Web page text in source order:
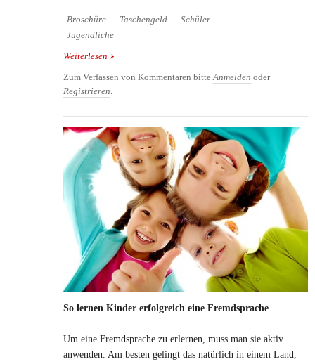
Broschüre Taschengeld
Schüler
Jugendliche
Weiterlesen über Kostenlose Broschüre: Was Kinder kaufen und
Zum Verfassen von Kommentaren bitte Anmelden oder
Registrieren
So lernen Kinder erfolgreich eine Fremdsprache
Um eine Fremdsprache zu erlernen, muss man sie aktiv
anwenden. Am besten gelingt das natürlich in einem Land,